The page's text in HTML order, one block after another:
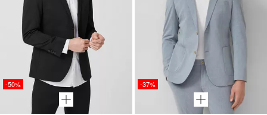
-50% -37%